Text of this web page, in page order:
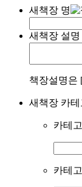
새책장 명
새책장 설명
책장설명은
새책장 카테
카테
카테